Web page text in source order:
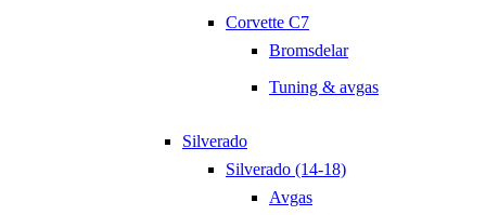
Corvette C7
Bromsdelar
Tuning & avgas
Silverado
Silverado (14-18)
Avgas